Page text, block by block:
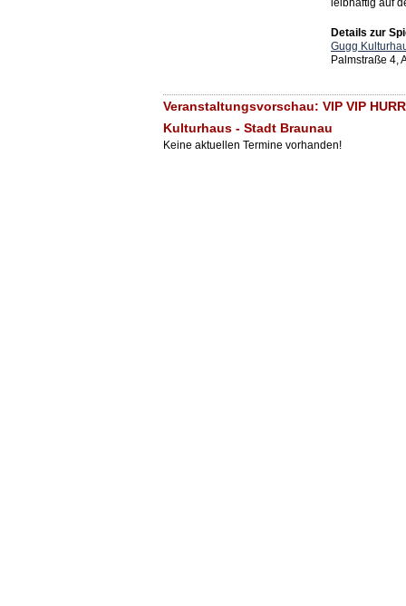
leibhaftig auf
Details zur
Gugg
Palmstraße 4,
Veranstaltungsvorschau: VIP VIP
Kulturhaus - Stadt Braunau
Keine aktuellen Termine vorhanden!